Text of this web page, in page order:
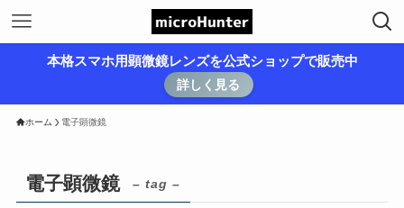
本格スマホ用顕微鏡レンズを公式ショップで販売中
詳しく見る
ホーム 電子顕微鏡
電子顕微鏡 – tag –